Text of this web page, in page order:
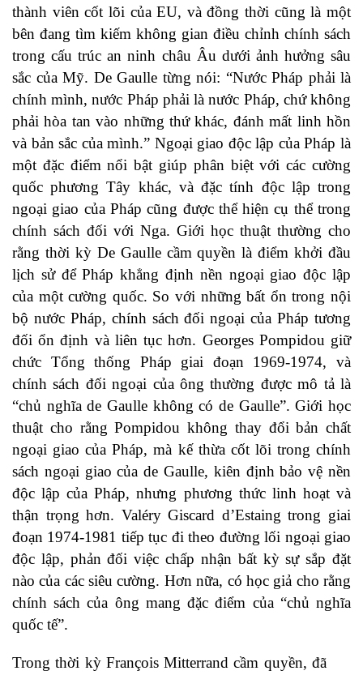
thành viên cốt lõi của EU, và đồng thời cũng là một
bên đang tìm kiếm không gian điều chỉnh chính sách
trong cấu trúc an ninh châu Âu dưới ảnh hưởng sâu
sắc của Mỹ. De Gaulle từng nói: “Nước Pháp phải là
chính mình, nước Pháp phải là nước Pháp, chứ không
phải hòa tan vào những thứ khác, đánh mất linh hồn
và bản sắc của mình.” Ngoại giao độc lập của Pháp là
một đặc điểm nổi bật giúp phân biệt với các cường
quốc phương Tây khác, và đặc tính độc lập trong
ngoại giao của Pháp cũng được thể hiện cụ thể trong
chính sách đối với Nga. Giới học thuật thường cho
rằng thời kỳ De Gaulle cầm quyền là điểm khởi đầu
lịch sử để Pháp khẳng định nền ngoại giao độc lập
của một cường quốc. So với những bất ổn trong nội
bộ nước Pháp, chính sách đối ngoại của Pháp tương
đối ổn định và liên tục hơn. Georges Pompidou giữ
chức Tổng thống Pháp giai đoạn 1969-1974, và
chính sách đối ngoại của ông thường được mô tả là
“chủ nghĩa de Gaulle không có de Gaulle”. Giới học
thuật cho rằng Pompidou không thay đổi bản chất
ngoại giao của Pháp, mà kế thừa cốt lõi trong chính
sách ngoại giao của de Gaulle, kiên định bảo vệ nền
độc lập của Pháp, nhưng phương thức linh hoạt và
thận trọng hơn. Valéry Giscard d’Estaing trong giai
đoạn 1974-1981 tiếp tục đi theo đường lối ngoại giao
độc lập, phản đối việc chấp nhận bất kỳ sự sắp đặt
nào của các siêu cường. Hơn nữa, có học giả cho rằng
chính sách của ông mang đặc điểm của “chủ nghĩa
quốc tế”.
Trong thời kỳ François Mitterrand cầm quyền, đã